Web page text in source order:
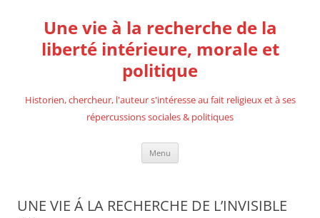
contenuUne vie à la recherche de la
liberté intérieure, morale et
politique
Historien, chercheur, l'auteur s'intéresse au fait religieux et à ses
répercussions sociales & politiques
Menu
UNE VIE Á LA RECHERCHE DE L’INVISIBLE